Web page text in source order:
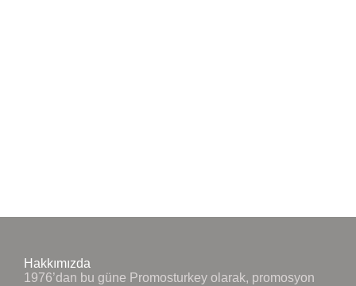
Hakkımızda
1976’dan bu güne Promosturkey olarak, promosyon